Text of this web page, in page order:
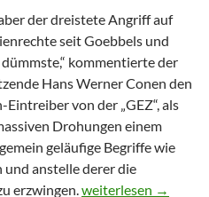
der dreistete Angriff auf
seit Goebbels und
kommentierte der
Hans Werner Conen den
von der „GEZ“, als
Drohungen einem
geläufige Begriffe wie
und anstelle derer die
erzwingen.GEZ greift
weiterlesen →